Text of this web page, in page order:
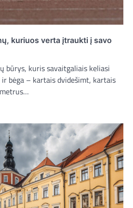
kuriuos verta įtraukti į savo
būrys, kuris savaitgaliais keliasi
bėga – kartais dvidešimt, kartais